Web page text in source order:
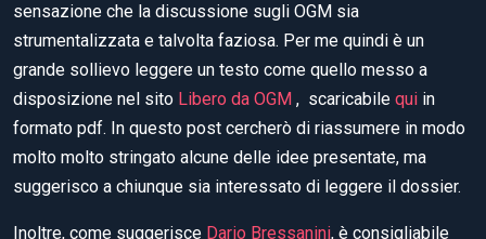
sensazione che la discussione sugli OGM sia
strumentalizzata e talvolta faziosa. Per me quindi è un
grande sollievo leggere un testo come quello messo a
disposizione nel sito Libero da OGM , scaricabile qui in
formato pdf. In questo post cercherò di riassumere in modo
molto molto stringato alcune delle idee presentate, ma
suggerisco a chiunque sia interessato di leggere il dossier.
Inoltre, come suggerisce Dario Bressanini, è consigliabile